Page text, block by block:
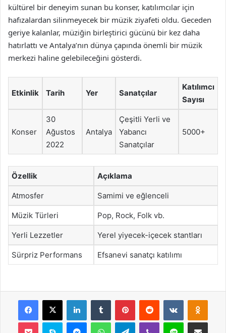
kültürel bir deneyim sunan bu konser, katılımcılar için
hafızalardan silinmeyecek bir müzik ziyafeti oldu. Geceden
geriye kalanlar, müziğin birleştirici gücünü bir kez daha
hatırlattı ve Antalya’nın dünya çapında önemli bir müzik
merkezi haline gelebileceğini gösterdi.
Etkinlik Tarih Yer Sanatçılar
Katılımcı
Sayısı
Konser
30
Ağustos
2022
Antalya
Çeşitli Yerli ve
Yabancı
Sanatçılar
5000+
Özellik Açıklama
Atmosfer Samimi ve eğlenceli
Müzik Türleri Pop, Rock, Folk vb.
Yerli Lezzetler Yerel yiyecek-içecek stantları
Sürpriz Performans Efsanevi sanatçı katılımı
Facebook
X LinkedInTumblr PinterestReddit VKontakte
Pocket Skype MessengerWhatsAppTelegramViber Line E-Posta ile